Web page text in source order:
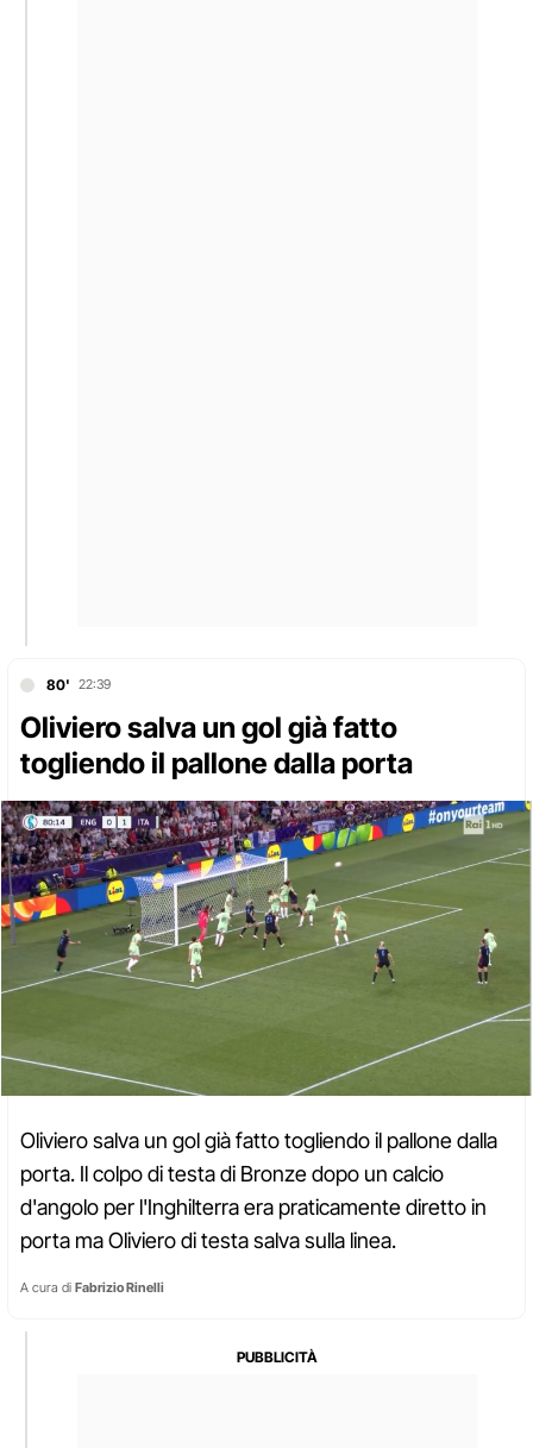
80' 22:39
Oliviero salva un gol già fatto
togliendo il pallone dalla porta
Oliviero salva un gol già fatto togliendo il pallone dalla
porta. Il colpo di testa di Bronze dopo un calcio
d'angolo per l'Inghilterra era praticamente diretto in
porta ma Oliviero di testa salva sulla linea.
A cura di Fabrizio Rinelli